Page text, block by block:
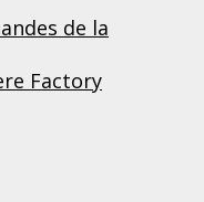
de la
Factory